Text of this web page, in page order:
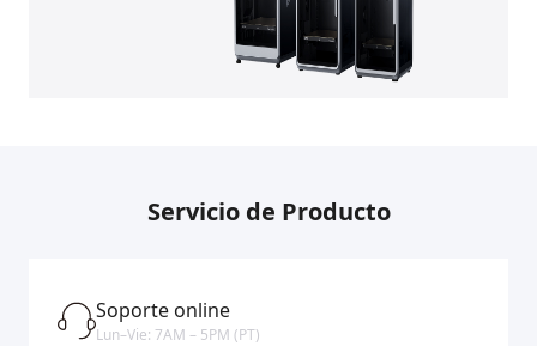
Servicio de Producto
Soporte online
Lun–Vie: 7AM – 5PM (PT)